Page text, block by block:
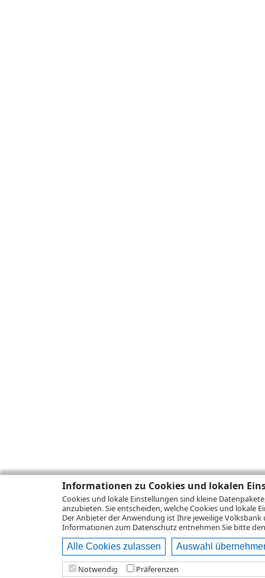
Informationen zu Cookies und lokalen
Cookies und lokale Einstellungen sind kleine
anzubieten. Sie entscheiden, welche Cookies und lokale
Der Anbieter der Anwendung ist Ihre jeweilige Volksbank
Informationen zum Datenschutzentnehmen Sie bitte
Alle Cookies zulassen Auswahl
Notwendig Präferenzen